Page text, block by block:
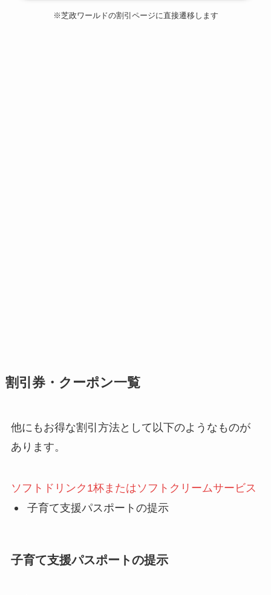
※芝政ワールドの割引ページに直接遷移します
割引券・クーポン一覧
他にもお得な割引方法として以下のようなものが
あります。
ソフトドリンク1杯またはソフトクリームサービス
子育て支援パスポートの提示
子育て支援パスポートの提示